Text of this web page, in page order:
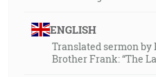
ENGLISH
Translated sermon by
Brother Frank: “The